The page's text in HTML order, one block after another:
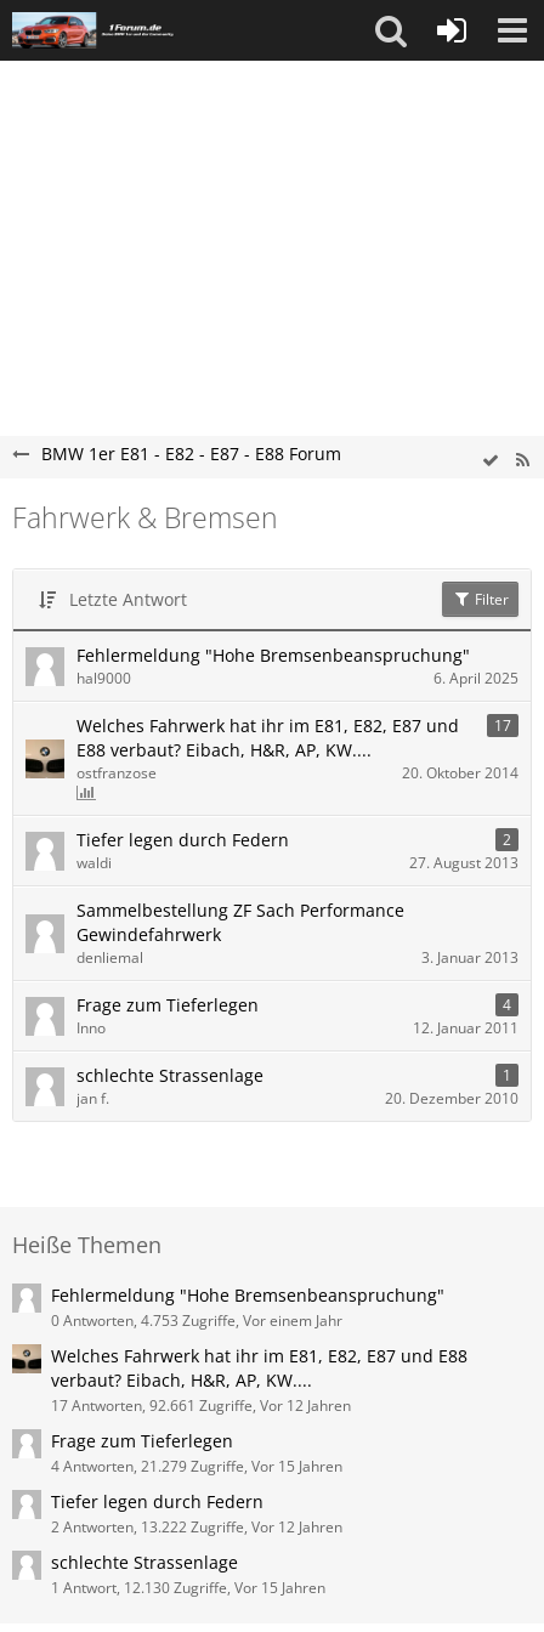
BMW 1er E81 - E82 - E87 - E88 Forum
Fahrwerk & Bremsen
Letzte Antwort Filter
Fehlermeldung "Hohe Bremsenbeanspruchung"
hal9000 6. April 2025
Welches Fahrwerk hat ihr im E81, E82, E87 und
E88 verbaut? Eibach, H&R, AP, KW....
17
ostfranzose 20. Oktober 2014
Tiefer legen durch Federn
2
waldi
27. August 2013
Sammelbestellung ZF Sach Performance
Gewindefahrwerk
denliemal 3. Januar 2013
Frage zum Tieferlegen
4
Inno
12. Januar 2011
schlechte Strassenlage
1
jan f.
20. Dezember 2010
Heiße Themen
Fehlermeldung "Hohe Bremsenbeanspruchung"
0 Antworten, 4.753 Zugriffe, Vor einem Jahr
Welches Fahrwerk hat ihr im E81, E82, E87 und E88
verbaut? Eibach, H&R, AP, KW....
17 Antworten, 92.661 Zugriffe, Vor 12 Jahren
Frage zum Tieferlegen
4 Antworten, 21.279 Zugriffe, Vor 15 Jahren
Tiefer legen durch Federn
2 Antworten, 13.222 Zugriffe, Vor 12 Jahren
schlechte Strassenlage
1 Antwort, 12.130 Zugriffe, Vor 15 Jahren